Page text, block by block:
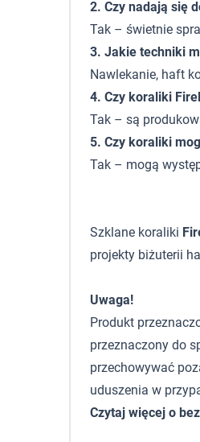
2. Czy nadają się
Tak – świetnie
3. Jakie techniki
Nawlekanie, haft
4. Czy koraliki
Tak – są
5. Czy koraliki
Tak – mogą
Szklane koraliki
projekty biżuterii
Uwaga!
Produkt
przeznaczony do
przechowywać
uduszenia w
Czytaj więcej o